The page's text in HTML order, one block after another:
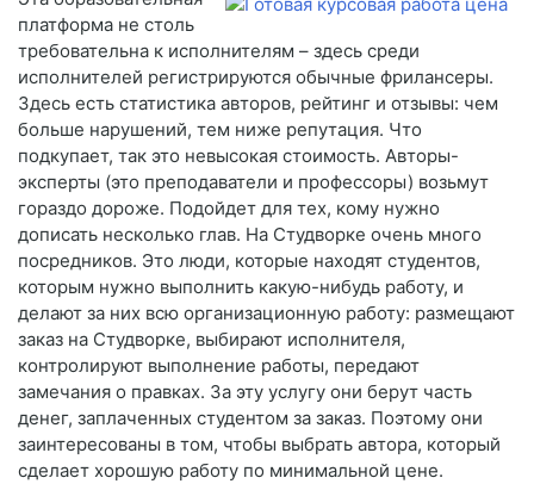
платформа не столь
требовательна к исполнителям – здесь среди
исполнителей регистрируются обычные фрилансеры.
Здесь есть статистика авторов, рейтинг и отзывы: чем
больше нарушений, тем ниже репутация. Что
подкупает, так это невысокая стоимость. Авторы-
эксперты (это преподаватели и профессоры) возьмут
гораздо дороже. Подойдет для тех, кому нужно
дописать несколько глав. На Студворке очень много
посредников. Это люди, которые находят студентов,
которым нужно выполнить какую-нибудь работу, и
делают за них всю организационную работу: размещают
заказ на Студворке, выбирают исполнителя,
контролируют выполнение работы, передают
замечания о правках. За эту услугу они берут часть
денег, заплаченных студентом за заказ. Поэтому они
заинтересованы в том, чтобы выбрать автора, который
сделает хорошую работу по минимальной цене.